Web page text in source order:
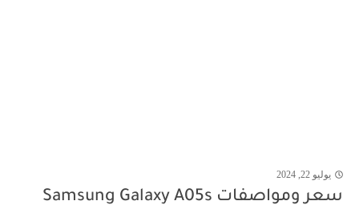
يوليو 22, 2024
سعر ومواصفات Samsung Galaxy A05s